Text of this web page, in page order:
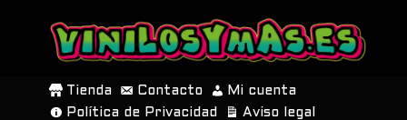
SALTAR
CONTENIDO
Tienda Contacto
Mi cuenta
Política de Privacidad
Aviso legal